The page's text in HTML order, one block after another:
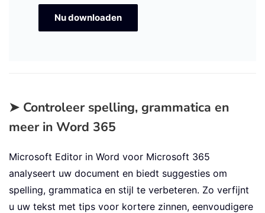
Nu downloaden
➤ Controleer spelling, grammatica en
meer in Word 365
Microsoft Editor in Word voor Microsoft 365
analyseert uw document en biedt suggesties om
spelling, grammatica en stijl te verbeteren. Zo verfijnt
u uw tekst met tips voor kortere zinnen, eenvoudigere